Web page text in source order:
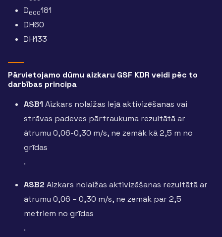
D600181
DH60
DH133
Pārvietojamo dūmu aizkaru GSF KDR veidi pēc to
darbības principa
ASB1 Aizkars nolaižas lejā aktivizēšanas vai
strāvas padeves pārtraukuma rezultātā ar
ātrumu 0,06-0,30 m/s, ne zemāk kā 2,5 m no
grīdas
.
ASB2 Aizkars nolaižas aktivizēšanas rezultātā ar
ātrumu 0,06 – 0,30 m/s, ne zemāk par 2,5
metriem no grīdas
.